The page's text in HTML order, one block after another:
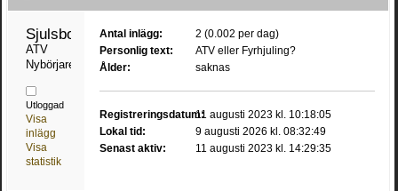
ATV
Nybörjare
Utloggad
Visa
inlägg
Visa
statistik
Antal inlägg:
2 (0.002 per dag)
Personlig text:
ATV eller Fyrhjuling?
Ålder:
saknas
Registreringsdatum:11 augusti 2023 kl. 10:18:05
Lokal tid:
9 augusti 2026 kl. 08:32:49
Senast aktiv:
11 augusti 2023 kl. 14:29:35